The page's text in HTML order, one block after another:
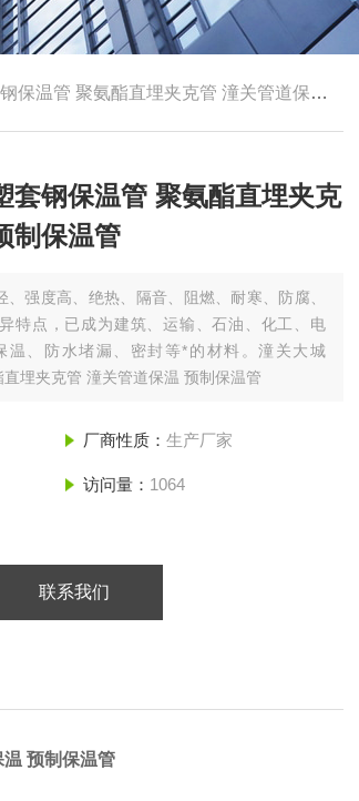
管 聚氨酯直埋夹克管 潼关管道保温 预制保温管
套钢保温管 聚氨酯直埋夹克
制保温管
强度高、绝热、隔音、阻燃、耐寒、防腐、
特点，已成为建筑、运输、石油、化工、电
温、防水堵漏、密封等*的材料。潼关大城
埋夹克管 潼关管道保温 预制保温管
厂商性质： 生产厂家
访问量： 1064
联系我们
预制保温管